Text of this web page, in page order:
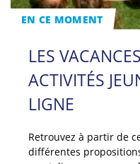
EN CE MOMENT
LES
ACTIVITÉS
LIGNE
Retrouvez à partir de
différentes